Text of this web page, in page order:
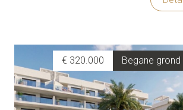
Begane
€ 320.000